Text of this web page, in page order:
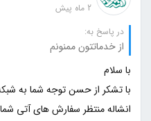
2 ماه پیش
در پاسخ به:
از خدماتتون ممنونم
انشاله منتظر سفارش های آتی